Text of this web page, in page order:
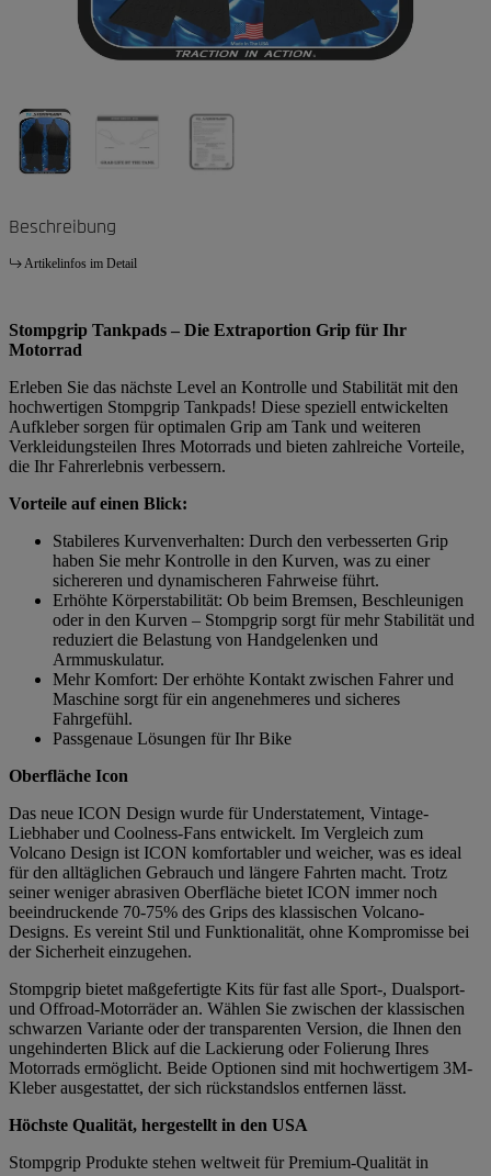
Beschreibung
Artikelinfos im Detail
Stompgrip Tankpads – Die Extraportion Grip für Ihr
Motorrad
Erleben Sie das nächste Level an Kontrolle und Stabilität mit den
hochwertigen Stompgrip Tankpads! Diese speziell entwickelten
Aufkleber sorgen für optimalen Grip am Tank und weiteren
Verkleidungsteilen Ihres Motorrads und bieten zahlreiche Vorteile,
die Ihr Fahrerlebnis verbessern.
Vorteile auf einen Blick:
Stabileres Kurvenverhalten: Durch den verbesserten Grip
haben Sie mehr Kontrolle in den Kurven, was zu einer
sichereren und dynamischeren Fahrweise führt.
Erhöhte Körperstabilität: Ob beim Bremsen, Beschleunigen
oder in den Kurven – Stompgrip sorgt für mehr Stabilität und
reduziert die Belastung von Handgelenken und
Armmuskulatur.
Mehr Komfort: Der erhöhte Kontakt zwischen Fahrer und
Maschine sorgt für ein angenehmeres und sicheres
Fahrgefühl.
Passgenaue Lösungen für Ihr Bike
Oberfläche Icon
Das neue ICON Design wurde für Understatement, Vintage-
Liebhaber und Coolness-Fans entwickelt. Im Vergleich zum
Volcano Design ist ICON komfortabler und weicher, was es ideal
für den alltäglichen Gebrauch und längere Fahrten macht. Trotz
seiner weniger abrasiven Oberfläche bietet ICON immer noch
beeindruckende 70-75% des Grips des klassischen Volcano-
Designs. Es vereint Stil und Funktionalität, ohne Kompromisse bei
der Sicherheit einzugehen.
Stompgrip bietet maßgefertigte Kits für fast alle Sport-, Dualsport-
und Offroad-Motorräder an. Wählen Sie zwischen der klassischen
schwarzen Variante oder der transparenten Version, die Ihnen den
ungehinderten Blick auf die Lackierung oder Folierung Ihres
Motorrads ermöglicht. Beide Optionen sind mit hochwertigem 3M-
Kleber ausgestattet, der sich rückstandslos entfernen lässt.
Höchste Qualität, hergestellt in den USA
Stompgrip Produkte stehen weltweit für Premium-Qualität in